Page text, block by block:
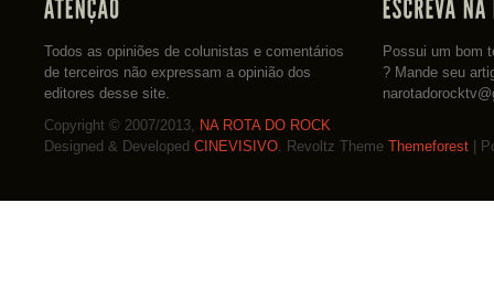
Todos as opiniões de colunistas e comentários
de terceiros não expressam a opinião dos
editores desse site.
Possui um bom
? Mande seu
Copyright © 2007/2013, NA ROTA DO ROCK
Designed & Developed CINEVISIVO. Revoltz Theme Themeforest |